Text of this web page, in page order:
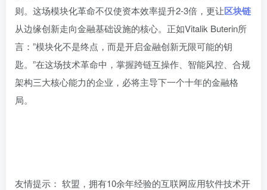
则。这场模块化革命不仅使资本效率提升2-3倍，更让区块链
从边缘创新走向金融基础设施的核心。正如Vitalik Buterin所
言：”模块化不是终点，而是开启金融创新无限可能的钥
匙。”在这场技术革命中，掌握跨链互操作、智能风控、合规
架构三大核心能力的企业，必将主导下一个十年的金融格
局。
友情提示： 软盟，拥有10余年经验的互联网应用软件技术开